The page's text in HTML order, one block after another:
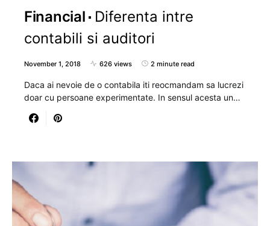
Financial
Diferenta intre
contabili si auditori
November 1, 2018 626 views 2 minute read
Daca ai nevoie de o contabila iti reocmandam sa lucrezi
doar cu persoane experimentate. In sensul acesta un…